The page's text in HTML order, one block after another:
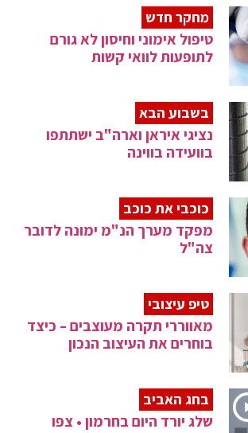
מחקר חדש
טיפול אימוני וחיסון לא גורם
לתופעות לוואי קשות
בשבוע הבא
נציגי איראן וארה"ב ישתתפו
בוועידה בווינה
כוכבי את כוכב
מפקד מערך הנ"מ ימונה לדובר
צה"ל
טיפ עיצובי
מאווררי תקרה מעוצבים – כיצד
בוחרים את העיצוב הנכון
בחג האביב
שלג יורד היום בחרמון • צפו